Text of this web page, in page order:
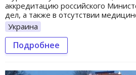
аккредитацию российского
дел, а также в отсутствии
Украина
Подробнее